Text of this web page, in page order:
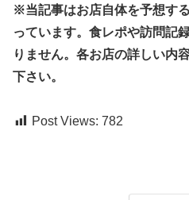
※当記事はお店自体を予想す
っています。食レポや訪問記
りません。各お店の詳しい内
下さい。
Post Views: 782